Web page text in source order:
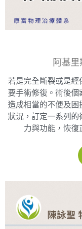
阿基
若是完全斷裂或是經
要手術修復。術後個
造成相當的不便及困
狀況，訂定一系列的
力與功能，恢復